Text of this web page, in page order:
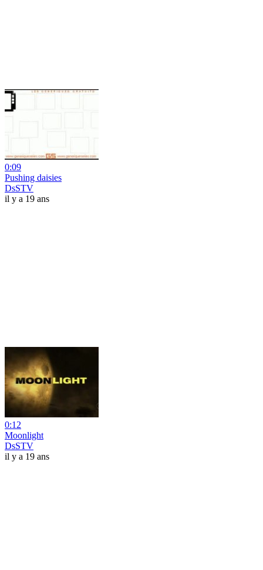
0:09
Pushing daisies
DsSTV
il y a 19 ans
0:12
Moonlight
DsSTV
il y a 19 ans